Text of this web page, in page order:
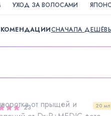
УХОД ЗА ВОЛОСАМИ
СНАЧАЛА
20 мл
23